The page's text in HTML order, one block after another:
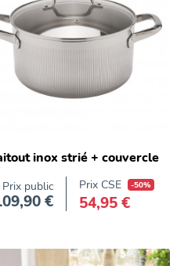
inox strié + couvercle
Prix public
Prix
€
Prix CSE -50%
54,95 €